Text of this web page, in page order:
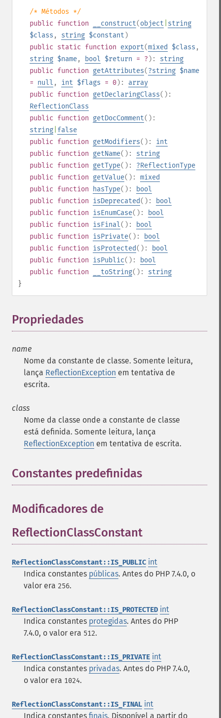
/* Métodos */
public function __construct(object string
$class , string $constant )
public static function export(mixed $class ,
string $name, bool $return = ? ): string
public function getAttributes(?string $name
= null , int $flags = 0): array
public function getDeclaringClass():
ReflectionClass
public function getDocComment():
string false
public function getModifiers(): int
public function getName(): string
public function getType(): ?ReflectionType
public function getValue(): mixed
public function hasType():
bool
public function isDeprecated():
bool
public function isEnumCase():
bool
public function isFinal():
bool
public function isPrivate():
bool
public function isProtected():
bool
public function isPublic():
bool
public function __toString(): string
}
Propriedades
name
Nome da constante de classe. Somente leitura,
lança ReflectionException em tentativa de
escrita.
class
Nome da classe onde a constante de classe
está definida. Somente leitura, lança
ReflectionException em tentativa de escrita.
Constantes predefinidas
Modificadores de
ReflectionClassConstant
ReflectionClassConstant::IS_PUBLIC int
Indica constantes públicas. Antes do PHP 7.4.0, o
valor era 256.
ReflectionClassConstant::IS_PROTECTED int
Indica constantes protegidas. Antes do PHP
7.4.0, o valor era 512.
ReflectionClassConstant::IS_PRIVATE int
Indica constantes privadas. Antes do PHP 7.4.0,
o valor era 1024.
ReflectionClassConstant::IS_FINAL int
Indica constantes finais. Disponível a partir do